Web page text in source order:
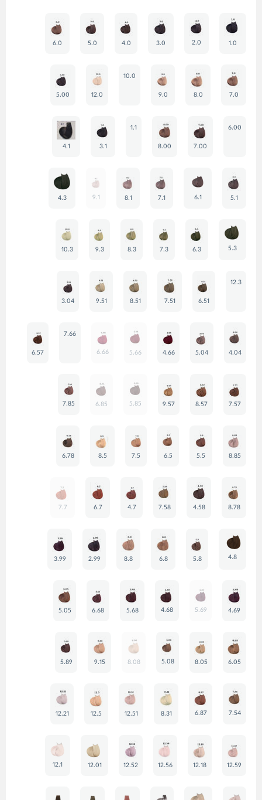
1.0
2.0
3.0
4.0
5.0
6.0
7.0
8.0
9.0
10.0
12.0
5.00
6.00
7.00
8.00
1.1
3.1
4.1
5.1
6.1
7.1
8.1
9.1
4.3
5.3
6.3
7.3
8.3
9.3
10.3
12.3
6.51
7.51
8.51
9.51
3.04
4.04
5.04
4.66
5.66
6.66
7.66
6.57
7.57
8.57
9.57
5.85
6.85
7.85
8.85
5.5
6.5
7.5
8.5
6.78
8.78
4.58
7.58
4.7
6.7
7.7
4.8
5.8
6.8
8.8
2.99
3.99
4.69
5.69
4.68
5.68
6.68
5.05
6.05
8.05
5.08
8.08
9.15
5.89
7.54
6.87
8.31
12.51
12.5
12.21
12.59
12.18
12.56
12.52
12.01
12.1